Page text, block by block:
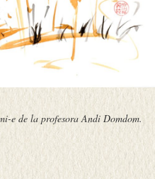
e de la profesora Andi Domdom.